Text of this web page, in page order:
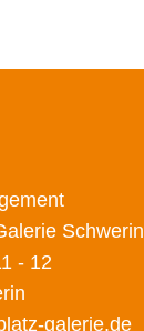
Schwerin
- 12
galerie.de